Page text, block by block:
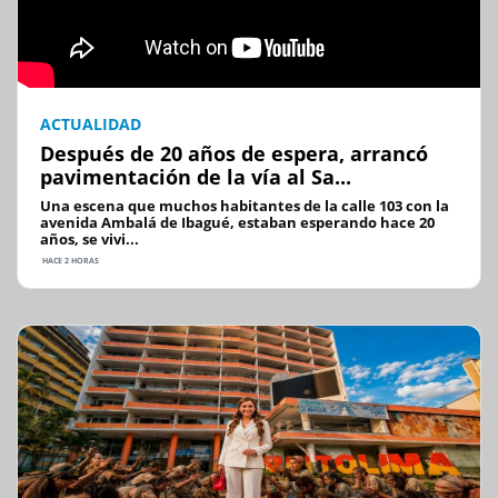
ACTUALIDAD
Después de 20 años de espera, arrancó
pavimentación de la vía al Sa...
Una escena que muchos habitantes de la calle 103 con la
avenida Ambalá de Ibagué, estaban esperando hace 20
años, se vivi...
HACE 2 HORAS